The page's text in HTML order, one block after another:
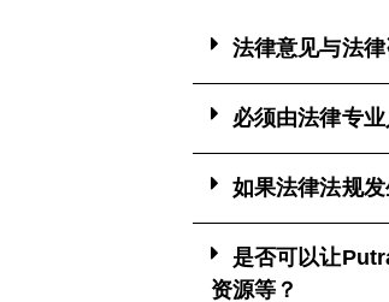
法律意见与法
必须由法律专
如果法律法规
是否可以让
资源等？